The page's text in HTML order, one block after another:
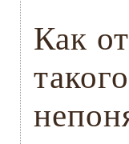
Как